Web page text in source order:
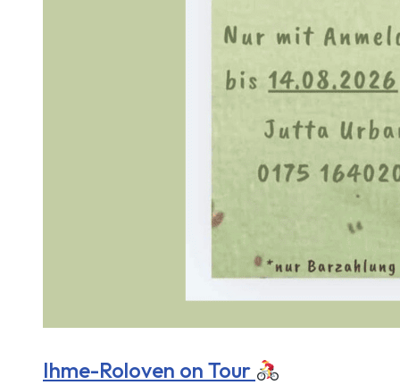
Ihme-Roloven on Tour